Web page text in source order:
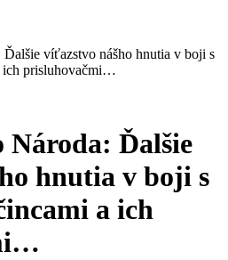
víťazstvo nášho hnutia v boji s
ich prisluhovačmi…
Ďalšie
hnutia v boji s
a ich